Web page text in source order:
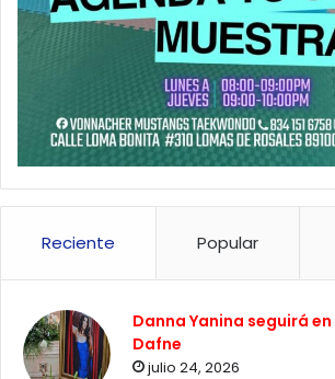
Reciente Popular
Danna Yanina seguirá
Dafne
julio 24, 2026